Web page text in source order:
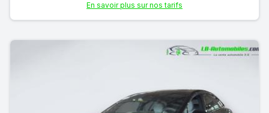
En savoir plus sur nos tarifs